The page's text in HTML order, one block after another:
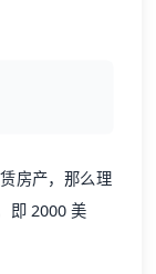
房产，那么理
即 2000 美